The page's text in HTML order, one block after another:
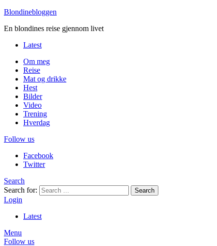
Blondinebloggen
En blondines reise gjennom livet
Latest
Om meg
Reise
Mat og drikke
Hest
Bilder
Video
Trening
Hverdag
Follow us
Facebook
Twitter
Search
Search for:
Search
Login
Latest
Menu
Follow us